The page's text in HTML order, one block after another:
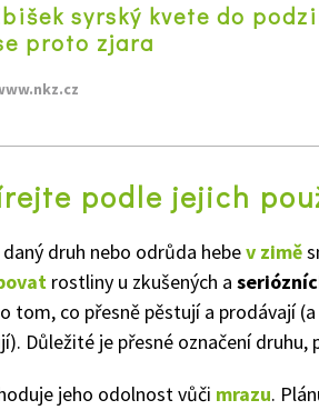
syrský kvete do
proto zjara
podle jejich
druh nebo odrůda hebev zimě
rostliny u zkušených a
tom, co přesně pěstují a prodávají
Důležité je přesné označení druhu,
jeho odolnost vůči mrazu.